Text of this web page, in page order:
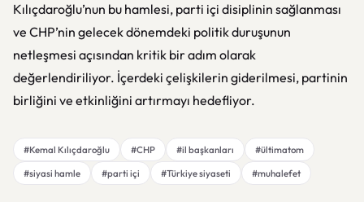
Kılıçdaroğlu’nun bu hamlesi, parti içi disiplinin sağlanması
ve CHP’nin gelecek dönemdeki politik duruşunun
netleşmesi açısından kritik bir adım olarak
değerlendiriliyor. İçerdeki çelişkilerin giderilmesi, partinin
birliğini ve etkinliğini artırmayı hedefliyor.
#Kemal Kılıçdaroğlu #CHP #il başkanları
#ültimatom
#siyasi hamle
#parti içi #Türkiye siyaseti #muhalefet